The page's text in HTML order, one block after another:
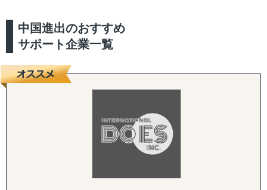
中国進出のおすすめ
サポート企業一覧